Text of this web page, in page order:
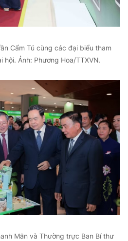
Cẩm Tú cùng các đại biểu tham
Ảnh: Phương Hoa/TTXVN.
Mẫn và Thường trực Ban Bí thư